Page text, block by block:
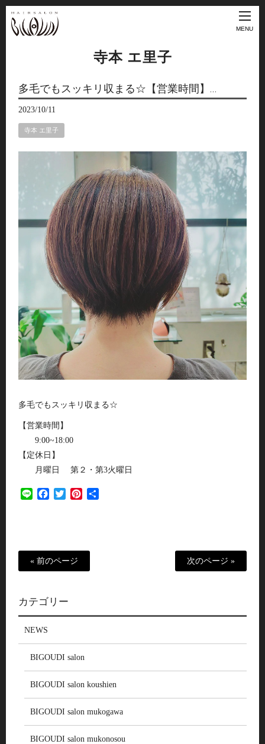
MENU
寺本 エ里子
多毛でもスッキリ収まる☆【営業時間】…
2023/10/11
寺本 エ里子
多毛でもスッキリ収まる☆
【営業時間】
9:00~18:00
【定休日】
月曜日 第２・第3火曜日
Line FacebookTwitterPinterest
« 前のページ 次のページ »
カテゴリー
NEWS
BIGOUDI salon
BIGOUDI salon koushien
BIGOUDI salon mukogawa
BIGOUDI salon mukonosou